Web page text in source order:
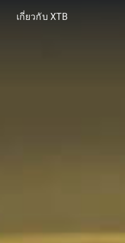
เกี่ยวกับ XTB